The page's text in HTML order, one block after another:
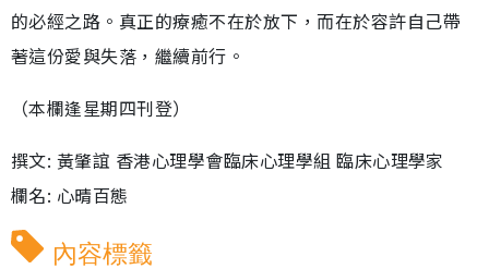
的必經之路。真正的療癒不在於放下，而在於容許自己帶
著這份愛與失落，繼續前行。
（本欄逢星期四刊登）
撰文: 黃肇誼 香港心理學會臨床心理學組 臨床心理學家
欄名: 心晴百態
內容標籤